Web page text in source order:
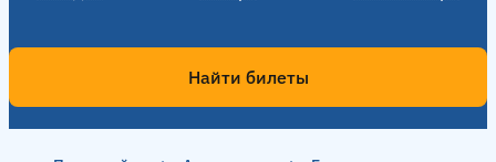
Найти билеты